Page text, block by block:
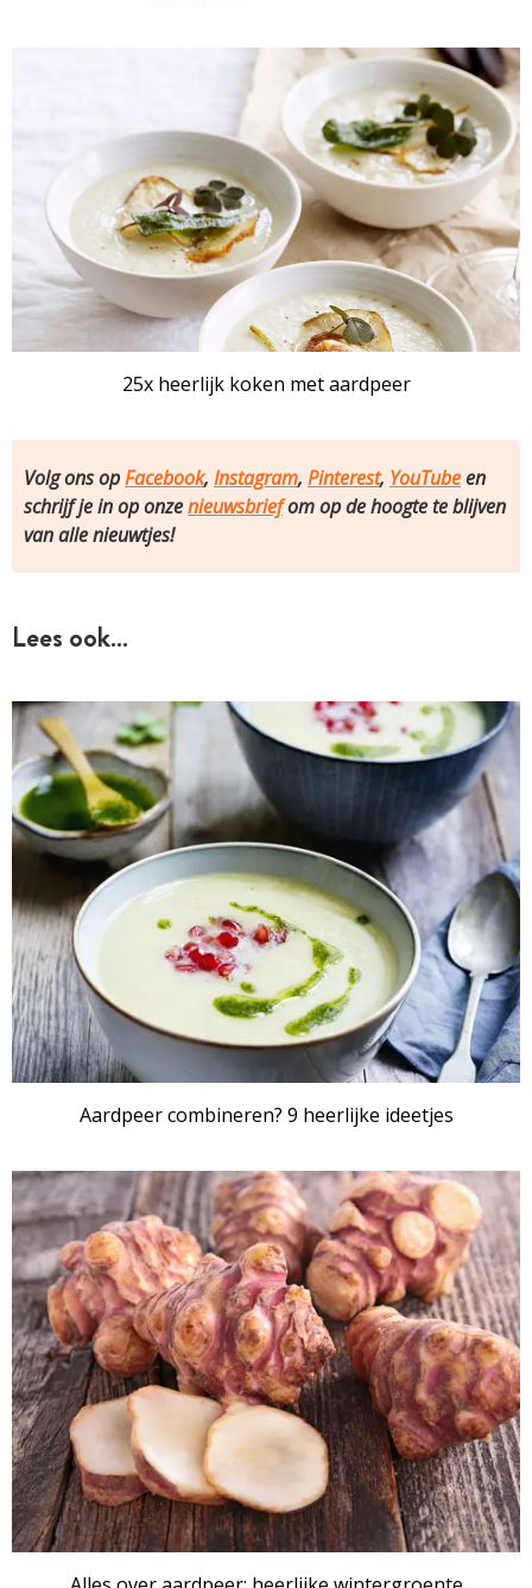
25x heerlijk koken met aardpeer
Volg ons opFacebook, Instagram, Pinterest, YouTubeen
schrijf je in op onzenieuwsbriefom op de hoogte te blijven
van alle nieuwtjes!
Lees ook…
Aardpeer combineren? 9 heerlijke ideetjes